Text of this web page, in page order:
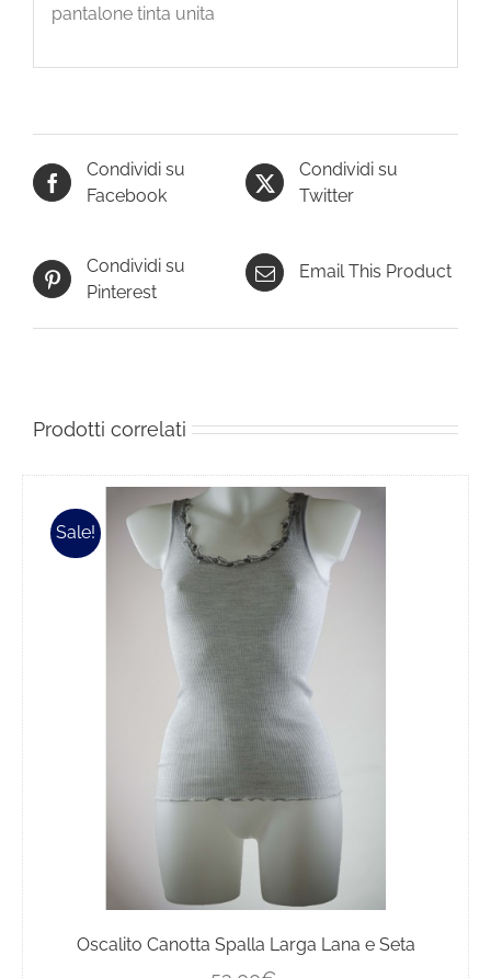
pantalone tinta unita
Condividi su
Facebook
Condividi su
Twitter
Condividi su
Pinterest
Email This Product
Prodotti correlati
Sale!
Oscalito Canotta Spalla Larga Lana e Seta